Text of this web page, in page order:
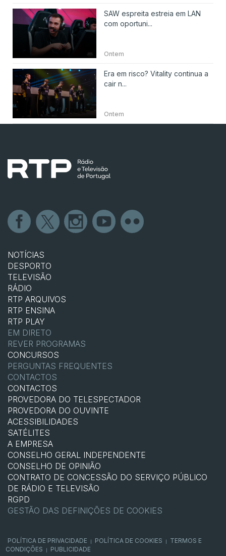
SAW espreita estreia em LAN
com oportuni...
Ontem
Era em risco? Vitality continua a
cair n...
Ontem
NOTÍCIAS
DESPORTO
TELEVISÃO
RÁDIO
RTP ARQUIVOS
RTP ENSINA
RTP PLAY
EM DIRETO
REVER PROGRAMAS
CONCURSOS
PERGUNTAS FREQUENTES
CONTACTOS
CONTACTOS
PROVEDORA DO TELESPECTADOR
PROVEDORA DO OUVINTE
ACESSIBILIDADES
SATÉLITES
A EMPRESA
CONSELHO GERAL INDEPENDENTE
CONSELHO DE OPINIÃO
CONTRATO DE CONCESSÃO DO SERVIÇO PÚBLICO
DE RÁDIO E TELEVISÃO
RGPD
GESTÃO DAS DEFINIÇÕES DE COOKIES
POLÍTICA DE PRIVACIDADE POLÍTICA DE COOKIES
TERMOS E
CONDIÇÕES
PUBLICIDADE